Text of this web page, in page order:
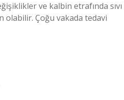
ve kalbin etrafında sıvı
olabilir. Çoğu vakada tedavi